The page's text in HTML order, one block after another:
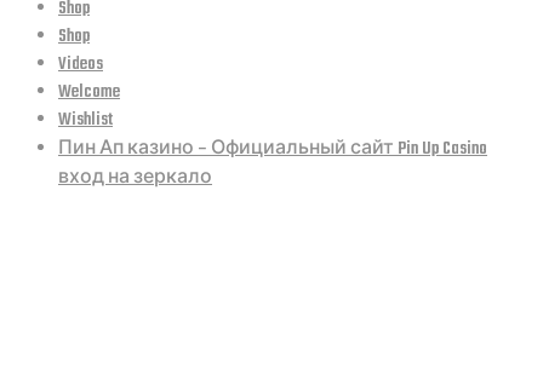
Shop
Shop
Videos
Welcome
Wishlist
Пин Ап казино – Официальный сайт Pin Up Casino
вход на зеркало